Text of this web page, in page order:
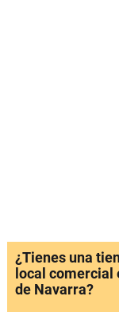
¿Tienes una
local comercial
de Navarra?